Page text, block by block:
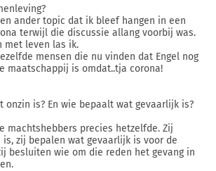
ander topic dat ik bleef hangen in een
terwijl die discussie allang voorbij was.
met leven las ik.
mensen die nu vinden dat Engel nog
maatschappij is omdat..tja corona!
onzin is? En wie bepaalt wat gevaarlijk is?
machtshebbers precies hetzelfde. Zij
is, zij bepalen wat gevaarlijk is voor de
besluiten wie om die reden het gevang in